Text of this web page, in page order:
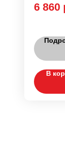
6 860
В